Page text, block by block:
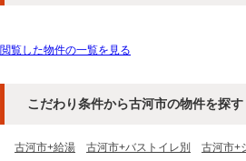
閲覧した物件の一覧を見る
こだわり条件から古河市の物件を探す
古河市+給湯 古河市+バストイレ別 古河市+